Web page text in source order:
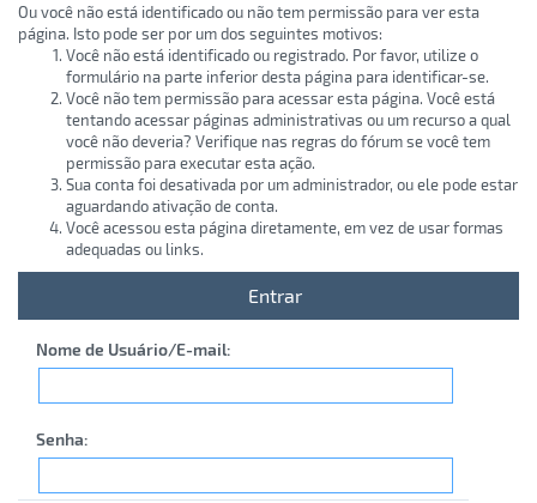
Ou você não está identificado ou não tem permissão para ver esta
página. Isto pode ser por um dos seguintes motivos:
Você não está identificado ou registrado. Por favor, utilize o
formulário na parte inferior desta página para identificar-se.
Você não tem permissão para acessar esta página. Você está
tentando acessar páginas administrativas ou um recurso a qual
você não deveria? Verifique nas regras do fórum se você tem
permissão para executar esta ação.
Sua conta foi desativada por um administrador, ou ele pode estar
aguardando ativação de conta.
Você acessou esta página diretamente, em vez de usar formas
adequadas ou links.
Entrar
Nome de Usuário/E-mail:
Senha: